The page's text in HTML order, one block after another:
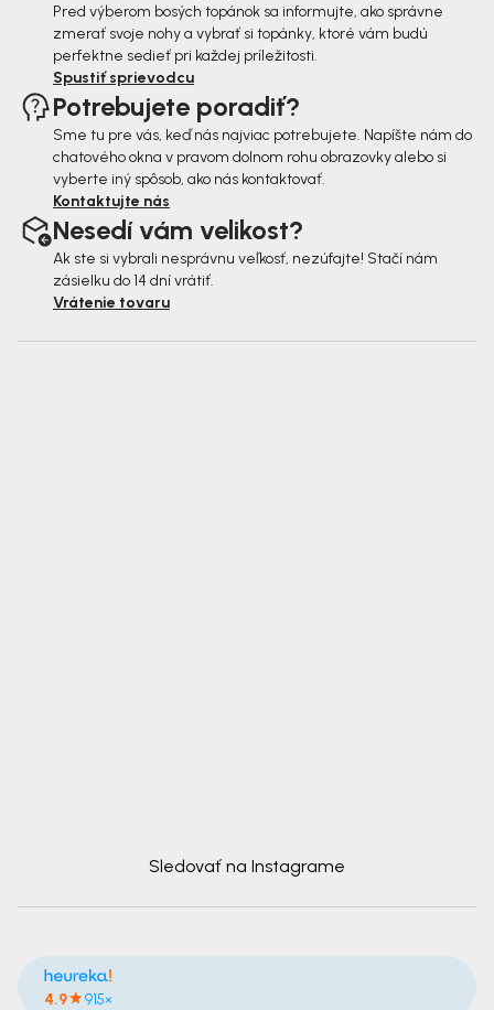
Pred výberom bosých topánok sa informujte, ako správne
zmerať svoje nohy a vybrať si topánky, ktoré vám budú
perfektne sedieť pri každej príležitosti.
Spustiť sprievodcu
Potrebujete poradiť?
Sme tu pre vás, keď nás najviac potrebujete. Napíšte nám do
chatového okna v pravom dolnom rohu obrazovky alebo si
vyberte iný spôsob, ako nás kontaktovať.
Kontaktujte nás
Nesedí vám velikost?
Ak ste si vybrali nesprávnu veľkosť, nezúfajte! Stačí nám
zásielku do 14 dní vrátiť.
Vrátenie tovaru
Sledovať na Instagrame
4.9 915×